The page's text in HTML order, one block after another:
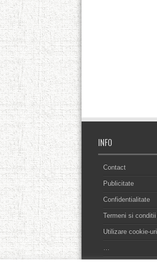
INFO
Contact
Publicitate
Confidentialitate
Termeni si conditii
Utilizare cookie-uri
…